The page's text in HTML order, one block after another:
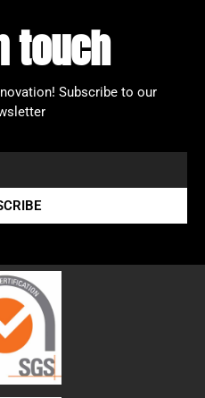
touch
Subscribe to our